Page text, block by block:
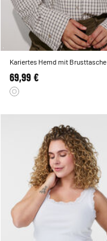
Kariertes Hemd mit Brusttasche
69,99 €